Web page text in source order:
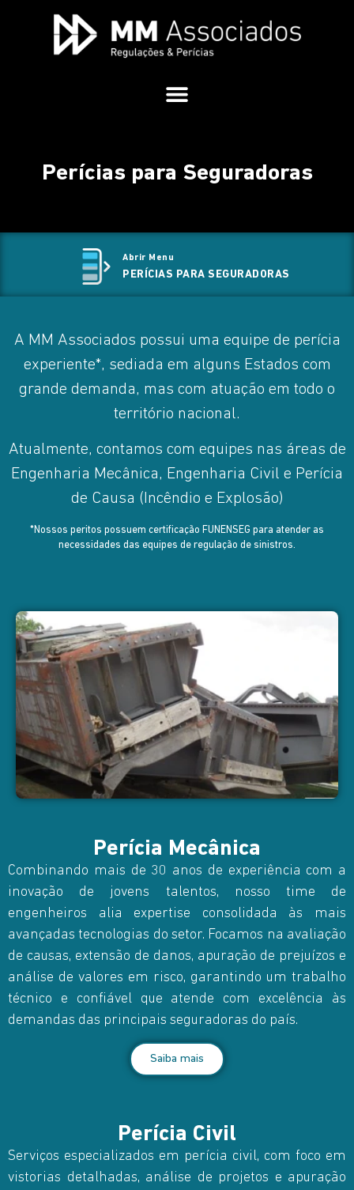
Perícias para Seguradoras
Abrir Menu
PERÍCIAS PARA SEGURADORAS
A MM Associados possui uma equipe de perícia
experiente*, sediada em alguns Estados com
grande demanda, mas com atuação em todo o
território nacional.
Atualmente, contamos com equipes nas áreas de
Engenharia Mecânica, Engenharia Civil e Perícia
de Causa (Incêndio e Explosão)
*Nossos peritos possuem certificação FUNENSEG para atender as
necessidades das equipes de regulação de sinistros.
Perícia Mecânica
Combinando mais de 30 anos de experiência com a
inovação de jovens talentos, nosso time de
engenheiros alia expertise consolidada às mais
avançadas tecnologias do setor. Focamos na avaliação
de causas, extensão de danos, apuração de prejuízos e
análise de valores em risco, garantindo um trabalho
técnico e confiável que atende com excelência às
demandas das principais seguradoras do país.
Saiba mais
Perícia Civil
Serviços especializados em perícia civil, com foco em
vistorias detalhadas, análise de projetos e apuração